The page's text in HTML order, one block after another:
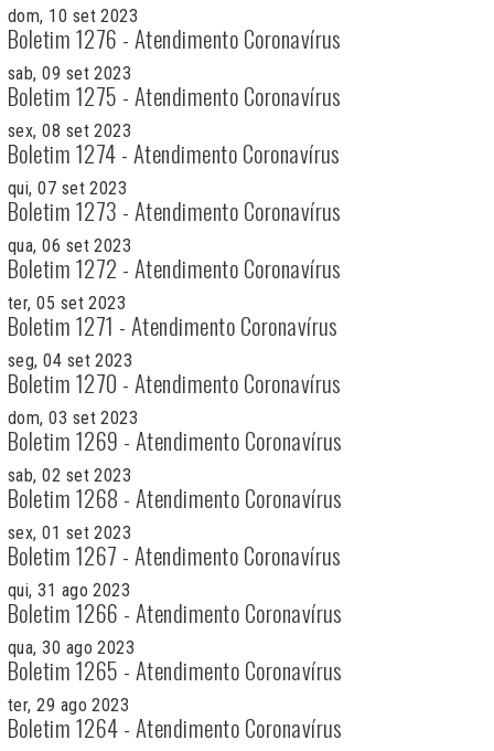
dom, 10 set 2023
Boletim 1276 - Atendimento Coronavírus
sab, 09 set 2023
Boletim 1275 - Atendimento Coronavírus
sex, 08 set 2023
Boletim 1274 - Atendimento Coronavírus
qui, 07 set 2023
Boletim 1273 - Atendimento Coronavírus
qua, 06 set 2023
Boletim 1272 - Atendimento Coronavírus
ter, 05 set 2023
Boletim 1271 - Atendimento Coronavírus
seg, 04 set 2023
Boletim 1270 - Atendimento Coronavírus
dom, 03 set 2023
Boletim 1269 - Atendimento Coronavírus
sab, 02 set 2023
Boletim 1268 - Atendimento Coronavírus
sex, 01 set 2023
Boletim 1267 - Atendimento Coronavírus
qui, 31 ago 2023
Boletim 1266 - Atendimento Coronavírus
qua, 30 ago 2023
Boletim 1265 - Atendimento Coronavírus
ter, 29 ago 2023
Boletim 1264 - Atendimento Coronavírus